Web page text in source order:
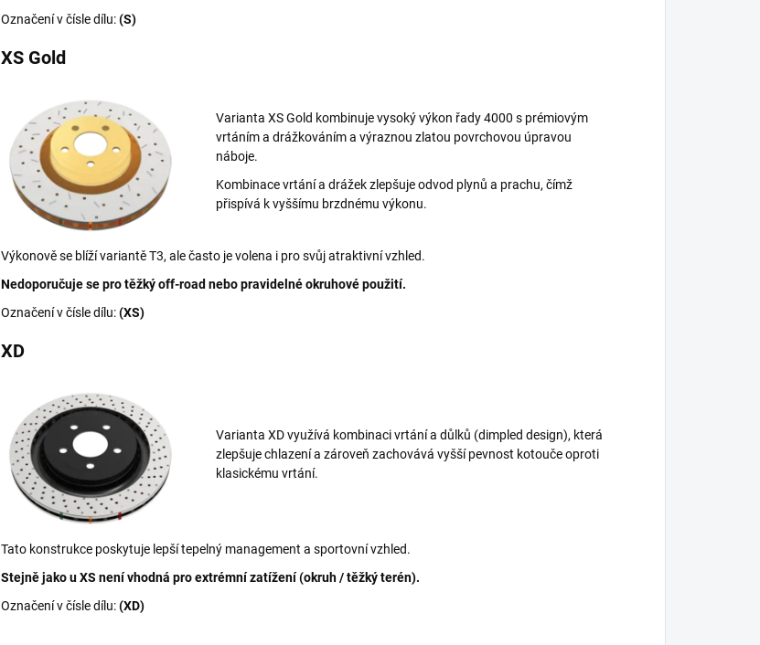
Označení v čísle dílu:(S)
XS Gold
Varianta XS Gold kombinuje vysoký výkon řady 4000 s prémiovým
vrtáním a drážkováním a výraznou zlatou povrchovou úpravou
náboje.
Kombinace vrtání a drážek zlepšuje odvod plynů a prachu, čímž
přispívá k vyššímu brzdnému výkonu.
Výkonově se blíží variantě T3, ale často je volena i pro svůj atraktivní vzhled.
Nedoporučuje se pro těžký off-road nebo pravidelné okruhové použití.
Označení v čísle dílu:(XS)
XD
Varianta XD využívá kombinaci vrtání a důlků (dimpled design), která
zlepšuje chlazení a zároveň zachovává vyšší pevnost kotouče oproti
klasickému vrtání.
Tato konstrukce poskytuje lepší tepelný management a sportovní vzhled.
Stejně jako u XS není vhodná pro extrémní zatížení (okruh / těžký terén).
Označení v čísle dílu:(XD)